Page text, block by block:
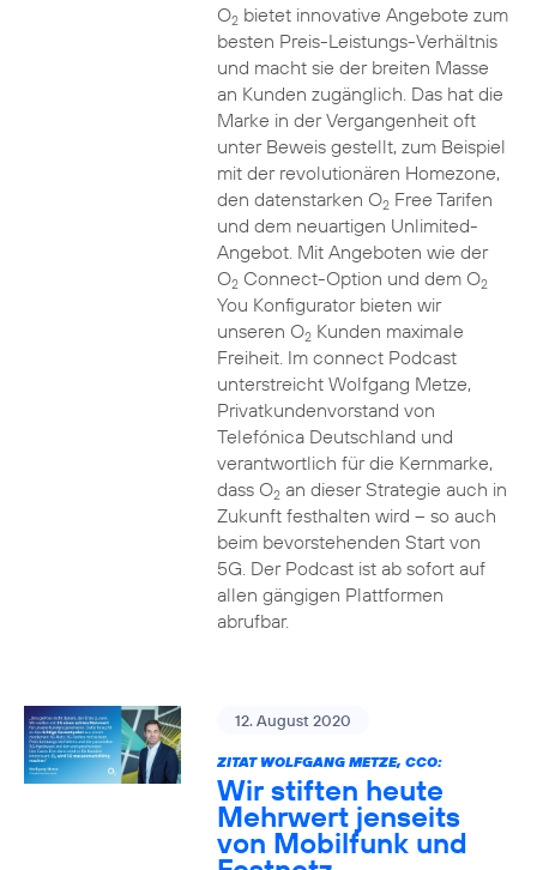
O2bietet innovative Angebote zum
besten Preis-Leistungs-Verhältnis
und macht sie der breiten Masse
an Kunden zugänglich. Das hat die
Marke in der Vergangenheit oft
unter Beweis gestellt, zum Beispiel
mit der revolutionären Homezone,
den datenstarken O2Free Tarifen
und dem neuartigen Unlimited-
Angebot. Mit Angeboten wie der
O2Connect-Option und dem O2
You Konfigurator bieten wir
unseren O2Kunden maximale
Freiheit. Im connect Podcast
unterstreicht Wolfgang Metze,
Privatkundenvorstand von
Telefónica Deutschland und
verantwortlich für die Kernmarke,
dass O2an dieser Strategie auch in
Zukunft festhalten wird – so auch
beim bevorstehenden Start von
5G. Der Podcast ist ab sofort auf
allen gängigen Plattformen
abrufbar.
12. August 2020
ZITAT WOLFGANG METZE, CCO:
Wir stiften heute
Mehrwert jenseits
von Mobilfunk und